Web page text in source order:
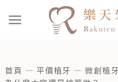
首頁 — 平價植牙 — 微創植